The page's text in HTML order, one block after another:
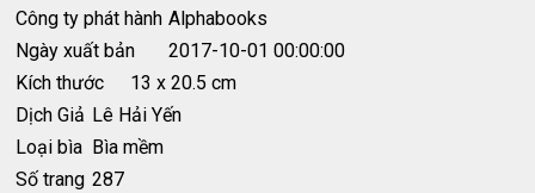
Công ty phát hành Alphabooks
Ngày xuất bản
2017-10-01 00:00:00
Kích thước
13 x 20.5 cm
Dịch Giả Lê Hải Yến
Loại bìa Bìa mềm
Số trang 287